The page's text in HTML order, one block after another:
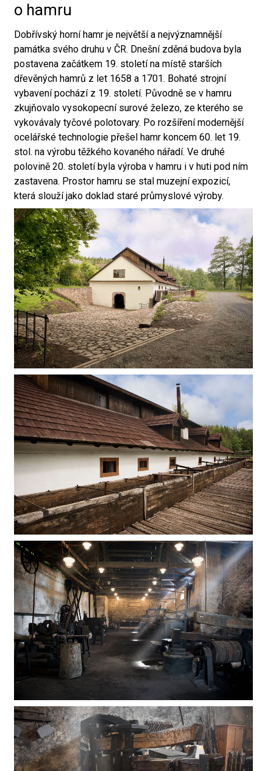
o hamru
Dobřívský horní hamr je největší a nejvýznamnější
památka svého druhu v ČR. Dnešní zděná budova byla
postavena začátkem 19. století na místě starších
dřevěných hamrů z let 1658 a 1701. Bohaté strojní
vybavení pochází z 19. století. Původně se v hamru
zkujňovalo vysokopecní surové železo, ze kterého se
vykovávaly tyčové polotovary. Po rozšíření modernější
ocelářské technologie přešel hamr koncem 60. let 19.
stol. na výrobu těžkého kovaného nářadí. Ve druhé
polovině 20. století byla výroba v hamru i v huti pod ním
zastavena. Prostor hamru se stal muzejní expozicí,
která slouží jako doklad staré průmyslové výroby.